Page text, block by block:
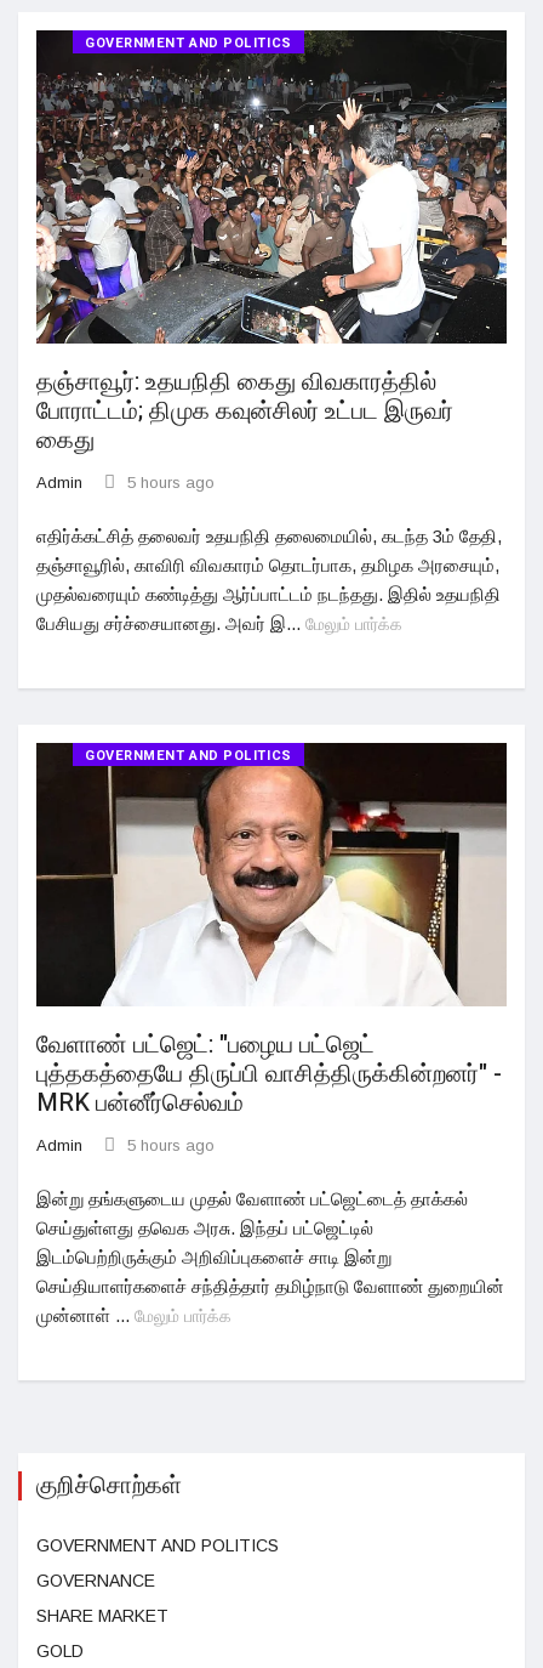
GOVERNMENT AND POLITICS
தஞ்சாவூர்: உதயநிதி கைது விவகாரத்தில்
போராட்டம்; திமுக கவுன்சிலர் உட்பட இருவர்
கைது
Admin 5 hours ago
எதிர்க்கட்சித் தலைவர் உதயநிதி தலைமையில், கடந்த 3ம் தேதி,
தஞ்சாவூரில், காவிரி விவகாரம் தொடர்பாக, தமிழக அரசையும்,
முதல்வரையும் கண்டித்து ஆர்ப்பாட்டம் நடந்தது. இதில் உதயநிதி
பேசியது சர்ச்சையானது. அவர் இ... மேலும் பார்க்க
GOVERNMENT AND POLITICS
வேளாண் பட்ஜெட்: "பழைய பட்ஜெட்
புத்தகத்தையே திருப்பி வாசித்திருக்கின்றனர்" -
MRK பன்னீர்செல்வம்
Admin 5 hours ago
இன்று தங்களுடைய முதல் வேளாண் பட்ஜெட்டைத் தாக்கல்
செய்துள்ளது தவெக அரசு. இந்தப் பட்ஜெட்டில்
இடம்பெற்றிருக்கும் அறிவிப்புகளைச் சாடி இன்று
செய்தியாளர்களைச் சந்தித்தார் தமிழ்நாடு வேளாண் துறையின்
முன்னாள் ... மேலும் பார்க்க
குறிச்சொற்கள்
GOVERNMENT AND POLITICS
GOVERNANCE
SHARE MARKET
GOLD